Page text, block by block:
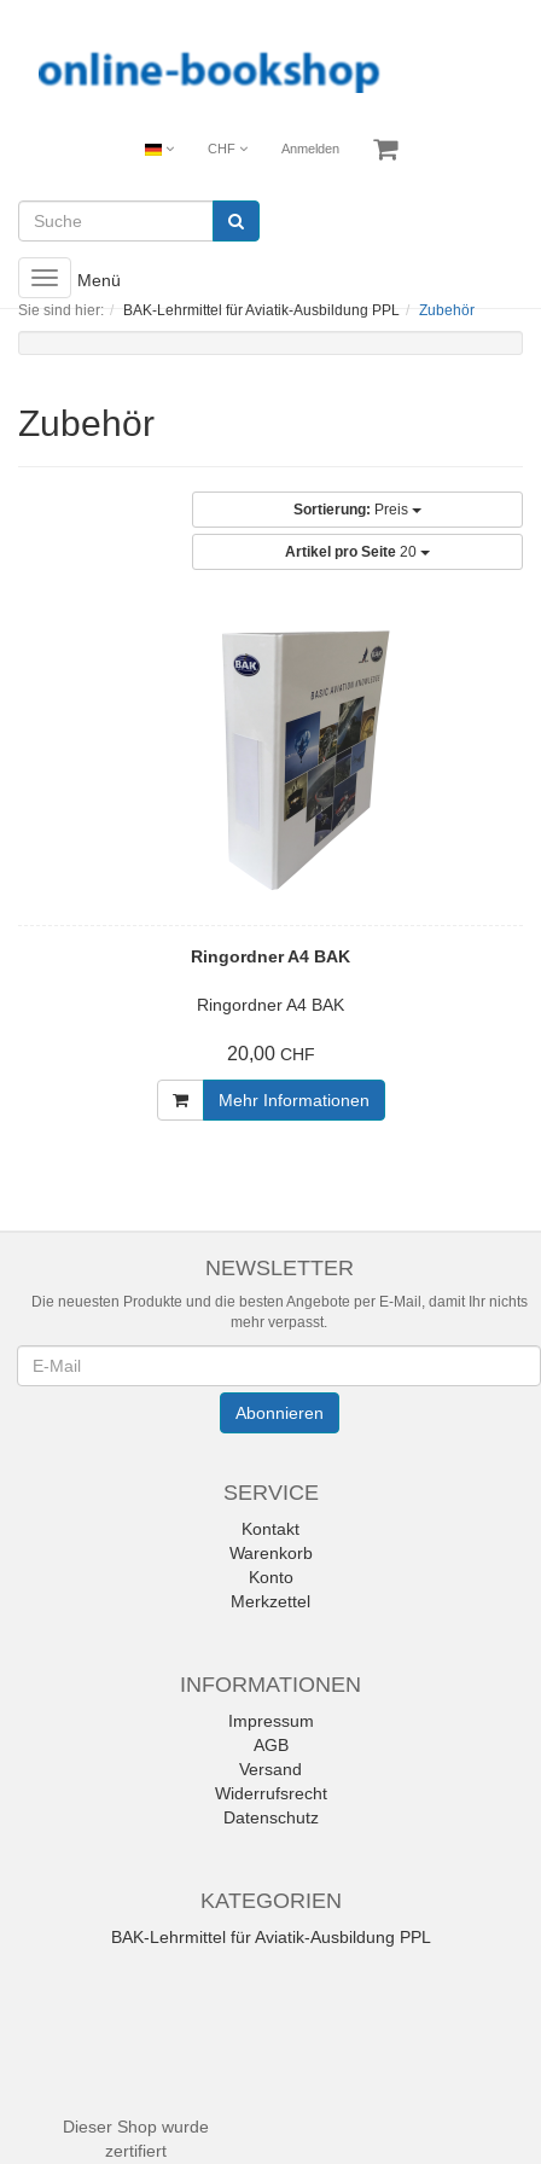
CHF Anmelden
Toggle
navigation
Menü
Sie sind hier: BAK-Lehrmittel für Aviatik-Ausbildung PPL Zubehör
Zubehör
Sortierung: Preis
Artikel pro Seite 20
Ringordner A4 BAK
Ringordner A4 BAK
20,00 CHF
Mehr Informationen
NEWSLETTER
Die neuesten Produkte und die besten Angebote per E-Mail, damit Ihr nichts
mehr verpasst.
Abonnieren
SERVICE
Kontakt
Warenkorb
Konto
Merkzettel
INFORMATIONEN
Impressum
AGB
Versand
Widerrufsrecht
Datenschutz
KATEGORIEN
BAK-Lehrmittel für Aviatik-Ausbildung PPL
Dieser Shop wurde
zertifiert